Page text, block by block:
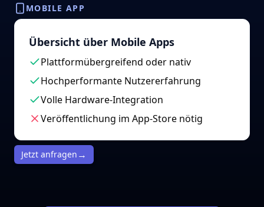
MOBILE APP
Übersicht über Mobile Apps
Plattformübergreifend oder nativ
Hochperformante Nutzererfahrung
Volle Hardware-Integration
Veröffentlichung im App-Store nötig
Jetzt anfragen →